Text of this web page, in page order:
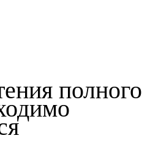
полного